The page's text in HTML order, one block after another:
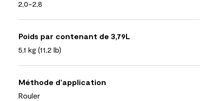
2,0-2,8
Poids par contenant de 3,79L
5,1 kg (11,2 lb)
Méthode d’application
Rouler